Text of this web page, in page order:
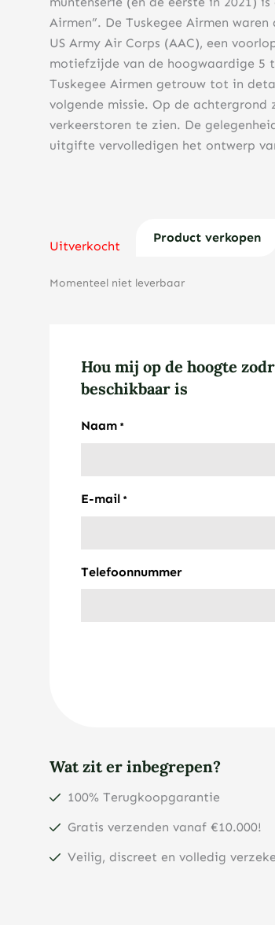
Airmen”. De Tuskegee Airmen
US Army Air Corps (AAC), een
motiefzijde van de hoogwaardige 5
Tuskegee Airmen getrouw tot in
volgende missie. Op de achtergrond
verkeerstoren te zien. De
uitgifte vervolledigen het ontwerp
Uitverkocht
Product verkopen
Momenteel niet leverbaar
Hou mij op de hoogte
beschikbaar is
Naam *
E-mail *
Telefoonnummer
Wat zit er inbegrepen?
100% Terugkoopgarantie
Gratis verzenden vanaf €10.000!
Veilig, discreet en volledig